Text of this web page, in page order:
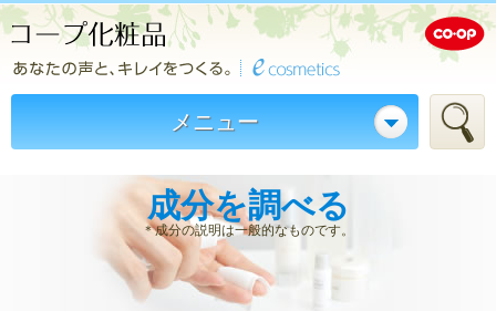
メニュー
成分を調べる
＊成分の説明は一般的なものです。